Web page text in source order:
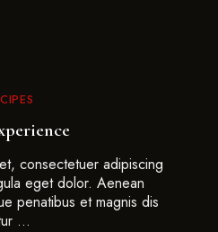
consectetuer adipiscing
eget dolor. Aenean
penatibus et magnis dis
…